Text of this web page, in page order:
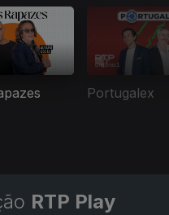
Portugalex
RTP Play